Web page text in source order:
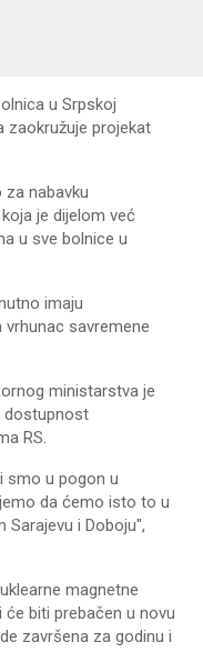
u Srpskoj
zaokružuje projekat
nabavku
je dijelom već
u sve bolnice u
imaju
savremene
ministarstva je
dostupnost
RS.
smo u pogon u
da ćemo isto to u
i Doboju",
magnetne
biti prebačen u novu
završena za godinu i